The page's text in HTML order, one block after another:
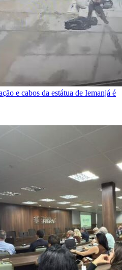
e cabos da estátua de Iemanjá é